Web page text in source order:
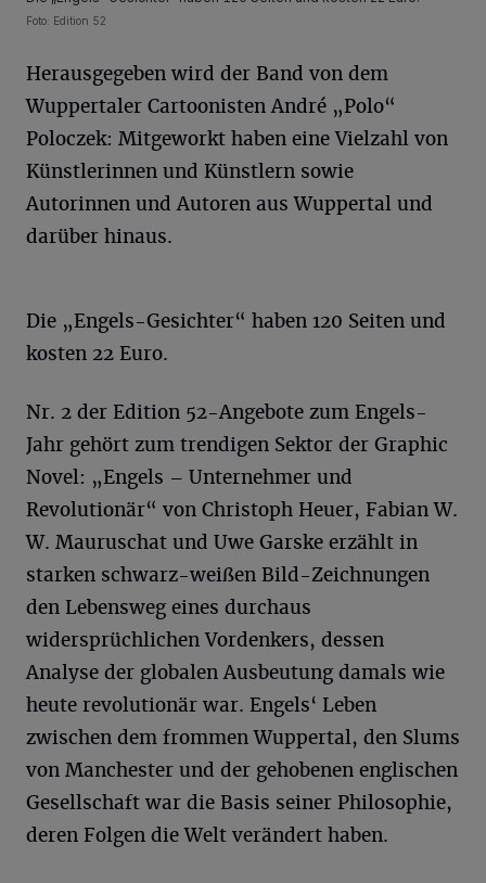
Foto: Edition 52
Herausgegeben wird der Band von dem
Wuppertaler Cartoonisten André „Polo“
Poloczek: Mitgeworkt haben eine Vielzahl von
Künstlerinnen und Künstlern sowie
Autorinnen und Autoren aus Wuppertal und
darüber hinaus.
Die „Engels-Gesichter“ haben 120 Seiten und
kosten 22 Euro.
Nr. 2 der Edition 52-Angebote zum Engels-
Jahr gehört zum trendigen Sektor der Graphic
Novel: „Engels – Unternehmer und
Revolutionär“ von Christoph Heuer, Fabian W.
W. Mauruschat und Uwe Garske erzählt in
starken schwarz-weißen Bild-Zeichnungen
den Lebensweg eines durchaus
widersprüchlichen Vordenkers, dessen
Analyse der globalen Ausbeutung damals wie
heute revolutionär war. Engels‘ Leben
zwischen dem frommen Wuppertal, den Slums
von Manchester und der gehobenen englischen
Gesellschaft war die Basis seiner Philosophie,
deren Folgen die Welt verändert haben.